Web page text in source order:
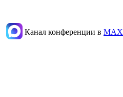
Канал конференции в МАХ